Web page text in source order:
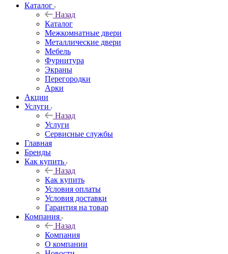
Каталог
Назад
Каталог
Межкомнатные двери
Металлические двери
Мебель
Фурнитура
Экраны
Перегородки
Арки
Акции
Услуги
Назад
Услуги
Сервисные службы
Главная
Бренды
Как купить
Назад
Как купить
Условия оплаты
Условия доставки
Гарантия на товар
Компания
Назад
Компания
О компании